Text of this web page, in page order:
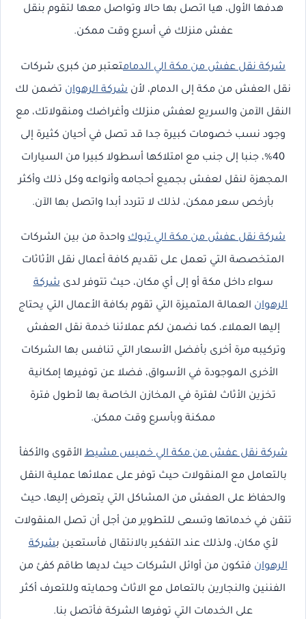
هدفها الأول، هيا اتصل بها حالا وتواصل معها لتقوم بنقل
عفش منزلك في أسرع وقت ممكن.
شركة نقل عفش من مكة الي الدمامتعتبر من كبرى شركات
نقل العفش من مكة إلى الدمام، لأن شركة الرهوان تضمن لك
النقل الآمن والسريع لعفش منزلك وأغراضك ومنقولاتك، مع
وجود نسب خصومات كبيرة جدا قد تصل في أحيان كثيرة إلى
40%، جنبا إلى جنب مع امتلاكها أسطولا كبيرا من السيارات
المجهزة لنقل لعفش بجميع أحجامه وأنواعه وكل ذلك وأكثر
بأرخص سعر ممكن، لذلك لا تتردد أبدا واتصل بها الآن.
شركة نقل عفش من مكة الي تبوك واحدة من بين الشركات
المتخصصة التي تعمل على تقديم كافة أعمال نقل الأثاثات
سواء داخل مكة أو إلى أي مكان، حيث تتوفر لدىشركة
الرهوان العمالة المتميزة التي تقوم بكافة الأعمال التي يحتاج
إليها العملاء، كما نضمن لكم عملائنا خدمة نقل العفش
وتركيبه مرة أخرى بأفضل الأسعار التي تنافس بها الشركات
الأخرى الموجودة في الأسواق، فضلا عن توفيرها إمكانية
تخزين الأثاث لفترة في المخازن الخاصة بها لأطول فترة
ممكنة وبأسرع وقت ممكن.
شركة نقل عفش من مكة الي خميس مشيطالأقوى والأكفأ
بالتعامل مع المنقولات حيث توفر على عملائها عملية النقل
والحفاظ على العفش من المشاكل التي يتعرض إليها، حيث
تتقن في خدماتها وتسعى للتطوير من أجل أن تصل المنقولات
لأي مكان، ولذلك عند التفكير بالانتقال فأستعين بشركة
الرهوان فتكون من أوائل الشركات حيث لديها طاقم كفئ من
الفننين والنجارين بالتعامل مع الاثاث وحمايته وللتعرف أكثر
على الخدمات التي توفرها الشركة فأتصل بنا.